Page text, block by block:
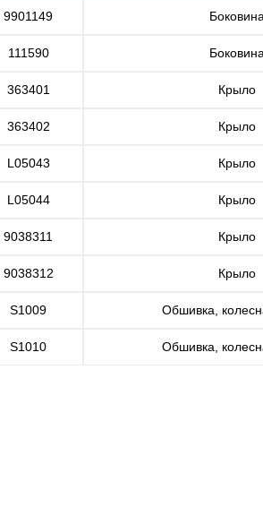
9901149 Боковина
111590 Боковина
363401 Крыло
363402 Крыло
L05043 Крыло
L05044 Крыло
9038311 Крыло
9038312 Крыло
S1009 Обшивка,
S1010 Обшивка,